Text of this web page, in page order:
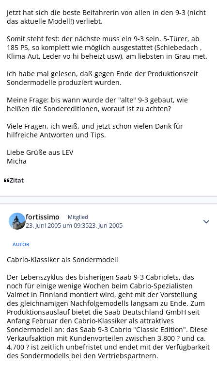
Jetzt hat sich die beste Beifahrerin von allen in den 9-3 (nicht
das aktuelle Modell!) verliebt.
Somit steht fest: der nächste muss ein 9-3 sein. 5-Türer, ab
185 PS, so komplett wie möglich ausgestattet (Schiebedach ,
Klima-Aut, Leder vo-hi beheizt usw), am liebsten in Grau-met.
Ich habe mal gelesen, daß gegen Ende der Produktionszeit
Sondermodelle produziert wurden.
Meine Frage: bis wann wurde der "alte" 9-3 gebaut, wie
heißen die Sondereditionen, worauf ist zu achten?
Viele Fragen, ich weiß, und jetzt schon vielen Dank für
hilfreiche Antworten und Tips.
Liebe Grüße aus LEV
Micha
Zitat
fortissimo Mitglied
23. Juni 2005 um 09:3523. Jun 2005
AUTOR
Cabrio-Klassiker als Sondermodell
Der Lebenszyklus des bisherigen Saab 9-3 Cabriolets, das
noch für einige wenige Wochen beim Cabrio-Spezialisten
Valmet in Finnland montiert wird, geht mit der Vorstellung
des gleichnamigen Nachfolgemodells langsam zu Ende. Zum
Produktionsauslauf bietet die Saab Deutschland GmbH seit
Anfang Februar den Cabrio-Klassiker als attraktives
Sondermodell an: das Saab 9-3 Cabrio "Classic Edition". Diese
Verkaufsaktion mit Kundenvorteilen zwischen 3.800 ? und ca.
4.700 ? ist zeitlich unbefristet und endet mit der Verfügbarkeit
des Sondermodells bei den Vertriebspartnern.